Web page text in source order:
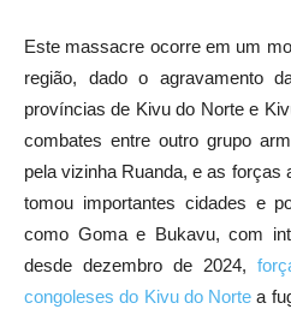
Este massacre ocorre em um
região, dado o agravamento
províncias de Kivu do Norte e
combates entre outro grupo
pela vizinha Ruanda, e as
tomou importantes cidades e
como Goma e Bukavu, com
desde dezembro de 2024,
congoleses do Kivu do Norte a